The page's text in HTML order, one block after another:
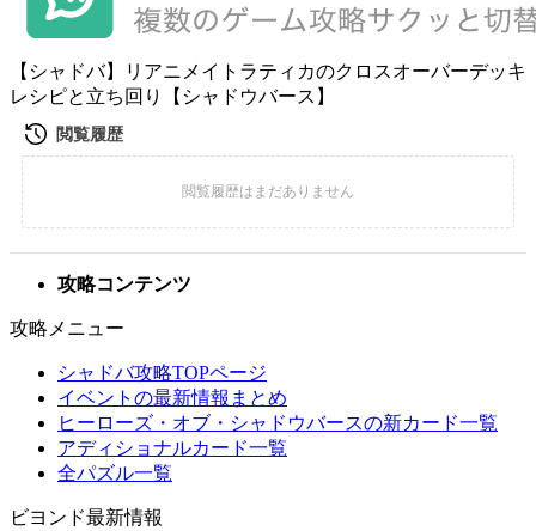
【シャドバ】リアニメイトラティカのクロスオーバーデッキ
レシピと立ち回り【シャドウバース】
攻略コンテンツ
攻略メニュー
シャドバ攻略TOPページ
イベントの最新情報まとめ
ヒーローズ・オブ・シャドウバースの新カード一覧
アディショナルカード一覧
全パズル一覧
ビヨンド最新情報